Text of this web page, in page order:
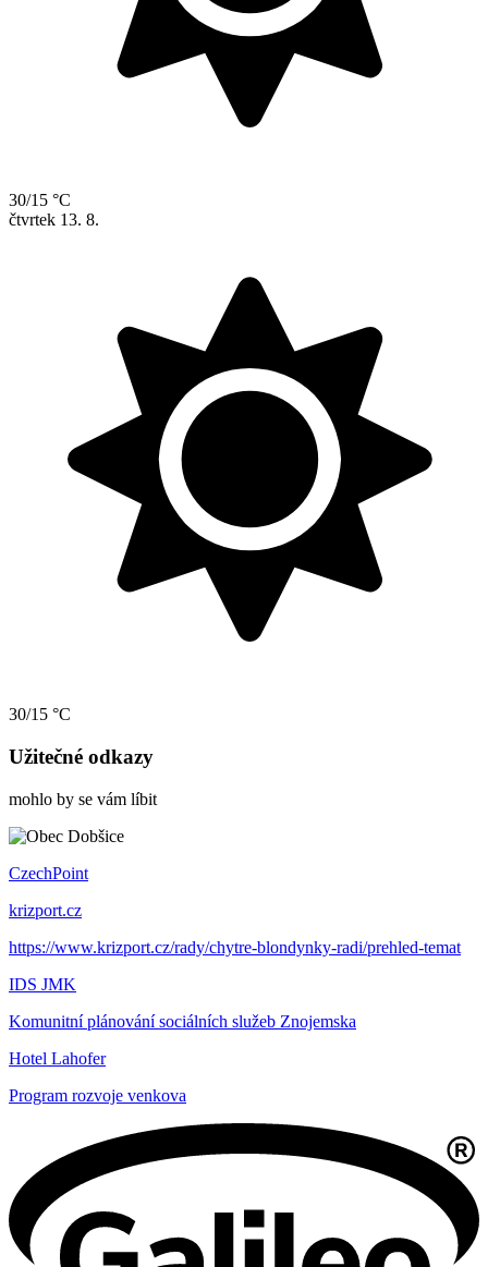
30/15 °C
čtvrtek 13. 8.
30/15 °C
Užitečné odkazy
mohlo by se vám líbit
CzechPoint
krizport.cz
https://www.krizport.cz/rady/chytre-blondynky-radi/prehled-temat
IDS JMK
Komunitní plánování sociálních služeb Znojemska
Hotel Lahofer
Program rozvoje venkova